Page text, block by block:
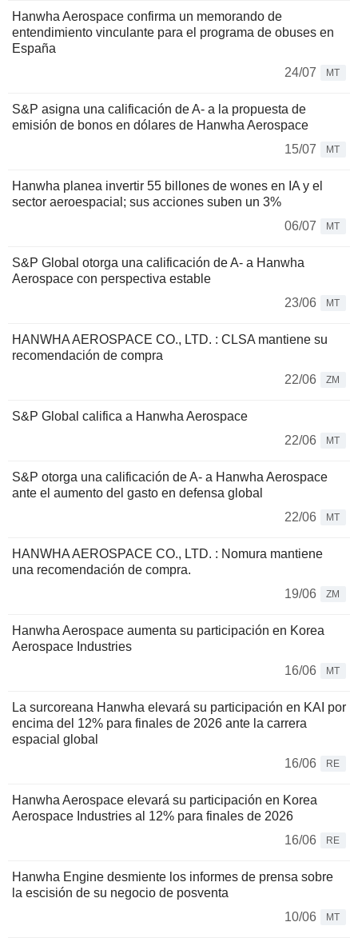
Hanwha Aerospace confirma un memorando de
entendimiento vinculante para el programa de obuses en
España
24/07
MT
S&P asigna una calificación de A- a la propuesta de
emisión de bonos en dólares de Hanwha Aerospace
15/07
MT
Hanwha planea invertir 55 billones de wones en IA y el
sector aeroespacial; sus acciones suben un 3%
06/07
MT
S&P Global otorga una calificación de A- a Hanwha
Aerospace con perspectiva estable
23/06
MT
HANWHA AEROSPACE CO., LTD. : CLSA mantiene su
recomendación de compra
22/06
ZM
S&P Global califica a Hanwha Aerospace
22/06
MT
S&P otorga una calificación de A- a Hanwha Aerospace
ante el aumento del gasto en defensa global
22/06
MT
HANWHA AEROSPACE CO., LTD. : Nomura mantiene
una recomendación de compra.
19/06
ZM
Hanwha Aerospace aumenta su participación en Korea
Aerospace Industries
16/06
MT
La surcoreana Hanwha elevará su participación en KAI por
encima del 12% para finales de 2026 ante la carrera
espacial global
16/06
RE
Hanwha Aerospace elevará su participación en Korea
Aerospace Industries al 12% para finales de 2026
16/06
RE
Hanwha Engine desmiente los informes de prensa sobre
la escisión de su negocio de posventa
10/06
MT